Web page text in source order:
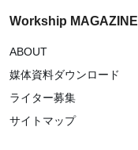
Workship MAGAZINE
ABOUT
媒体資料ダウンロード
ライター募集
サイトマップ